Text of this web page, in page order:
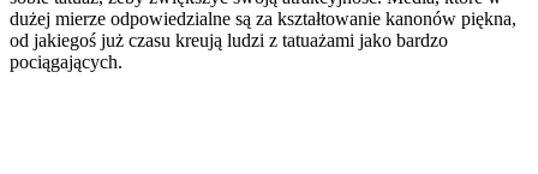
dużej mierze odpowiedzialne są za kształtowanie kanonów piękna,
od jakiegoś już czasu kreują ludzi z tatuażami jako bardzo
pociągających.